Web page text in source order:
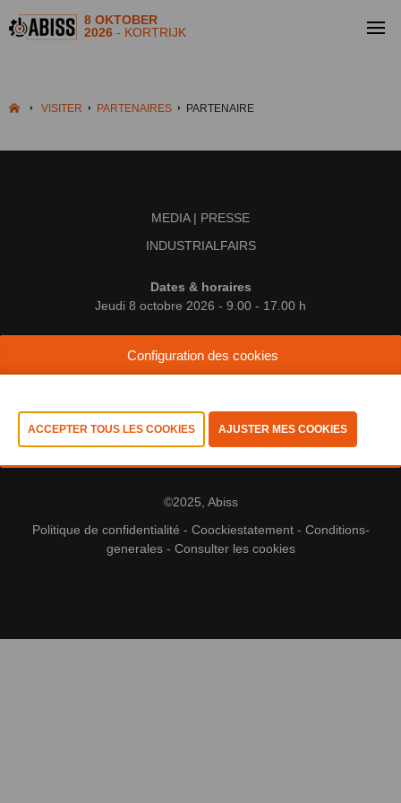
8 OKTOBER
2026- KORTRIJK
VISITER PARTENAIRES PARTENAIRE
MEDIA | PRESSE
INDUSTRIALFAIRS
Dates & horaires
Jeudi 8 octobre 2026 - 9.00 - 17.00 h
Kortrijk Xpo
©2025, Abiss
Politique de confidentialité - Coockiestatement- Conditions-
generales- Consulter les cookies
Configuration des cookies